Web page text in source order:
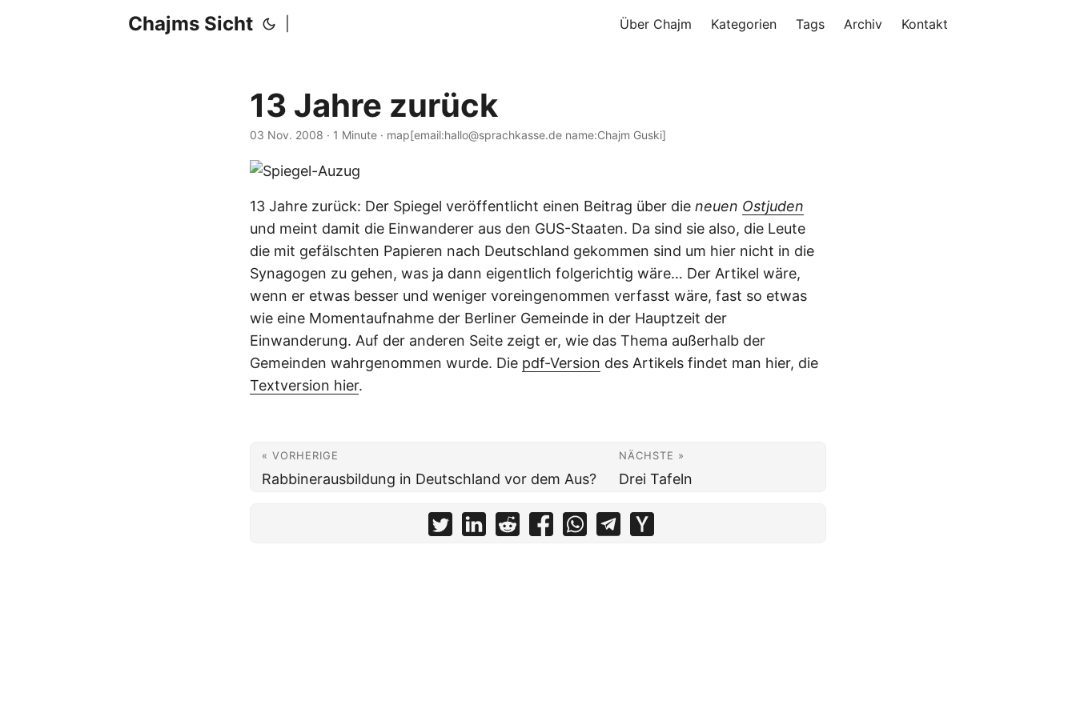
Chajms Sicht Über Chajm Kategorien Tags Archiv Kontakt
13 Jahre zurück
03 Nov. 2008 · 1 Minute · map[email:hallo@sprachkasse.de name:Chajm Guski]
13 Jahre zurück: Der Spiegel veröffentlicht einen Beitrag über die neuen Ostjuden
und meint damit die Einwanderer aus den GUS-Staaten. Da sind sie also, die Leute
die mit gefälschten Papieren nach Deutschland gekommen sind um hier nicht in die
Synagogen zu gehen, was ja dann eigentlich folgerichtig wäre… Der Artikel wäre,
wenn er etwas besser und weniger voreingenommen verfasst wäre, fast so etwas
wie eine Momentaufnahme der Berliner Gemeinde in der Hauptzeit der
Einwanderung. Auf der anderen Seite zeigt er, wie das Thema außerhalb der
Gemeinden wahrgenommen wurde. Die pdf-Version des Artikels findet man hier, die
Textversion hier.
« VORHERIGE
Rabbinerausbildung in Deutschland vor dem Aus?
NÄCHSTE »
Drei Tafeln